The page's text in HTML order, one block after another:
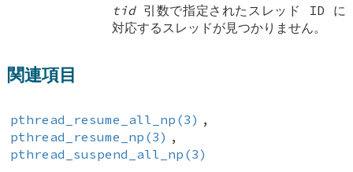
tid引数で指定されたスレッド ID に
対応するスレッドが見つかりません。
関連項目
pthread_resume_all_np(3) ,
pthread_resume_np(3) ,
pthread_suspend_all_np(3)